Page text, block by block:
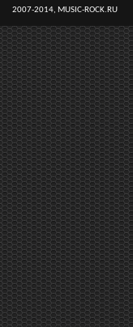
2007-2014, MUSIC-ROCK.RU